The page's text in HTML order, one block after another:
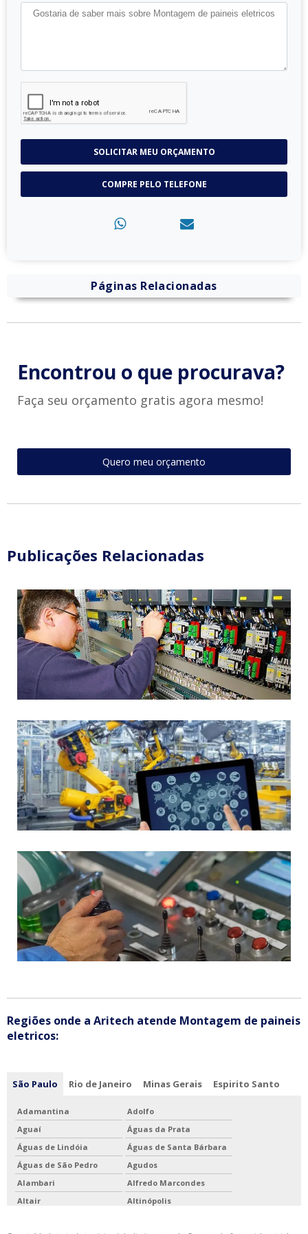
SOLICITAR MEU ORÇAMENTO
COMPRE PELO TELEFONE
Páginas Relacionadas
Encontrou o que procurava?
Faça seu orçamento gratis agora mesmo!
Quero meu orçamento
Publicações Relacionadas
Regiões onde a Aritech atende Montagem de paineis
eletricos:
São Paulo Rio de Janeiro Minas Gerais Espirito Santo
Adamantina
Adolfo
Aguaí
Águas da Prata
Águas de Lindóia
Águas de Santa Bárbara
Águas de São Pedro
Agudos
Alambari
Alfredo Marcondes
Altair
Altinópolis